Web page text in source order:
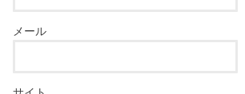
メール